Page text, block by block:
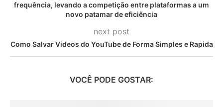
frequência, levando a competição entre plataformas a um
novo patamar de eficiência
next post
Como Salvar Videos do YouTube de Forma Simples e Rapida
VOCÊ PODE GOSTAR: